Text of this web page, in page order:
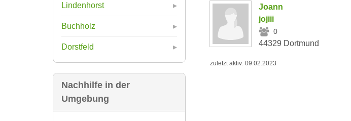
Lindenhorst
Buchholz
Dorstfeld
Nachhilfe in der
Umgebung
Joann
jojiii
0
44329 Dortmund
zuletzt aktiv: 09.02.2023